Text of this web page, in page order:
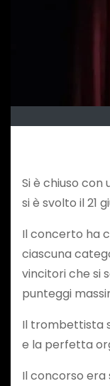
Si è chiuso
si è svolto il 21
Il concerto ha
ciascuna
vincitori che si
punteggi
Il trombettista
e la perfetta
Il concorso era